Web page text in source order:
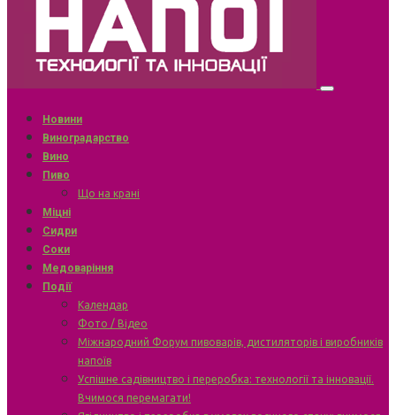
Новини
Виноградарство
Вино
Пиво
Що на крані
Міцні
Сидри
Соки
Медоваріння
Події
Календар
Фото / Відео
Міжнародний Форум пивоварів, дистиляторів і виробників
напоїв
Успішне садівництво і переробка: технології та інновації.
Вчимося перемагати!